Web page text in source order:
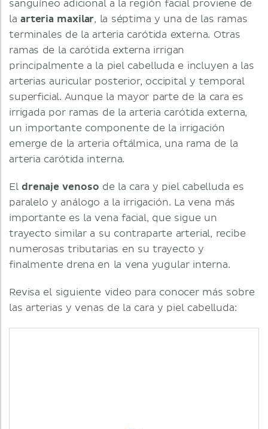
sanguíneo adicional a la región facial proviene de
laarteria maxilar, la séptima y una de las ramas
terminales de la arteria carótida externa. Otras
ramas de la carótida externa irrigan
principalmente a la piel cabelluda e incluyen a las
arterias auricular posterior, occipital y temporal
superficial. Aunque la mayor parte de la cara es
irrigada por ramas de la arteria carótida externa,
un importante componente de la irrigación
emerge de la arteria oftálmica, una rama de la
arteria carótida interna.
Eldrenaje venoso de la cara y piel cabelluda es
paralelo y análogo a la irrigación. La vena más
importante es la vena facial, que sigue un
trayecto similar a su contraparte arterial, recibe
numerosas tributarias en su trayecto y
finalmente drena en la vena yugular interna.
Revisa el siguiente video para conocer más sobre
las arterias y venas de la cara y piel cabelluda: